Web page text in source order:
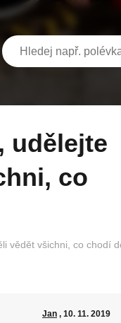
co
vědět všichni, co chodí
Jan, 10. 11. 2019